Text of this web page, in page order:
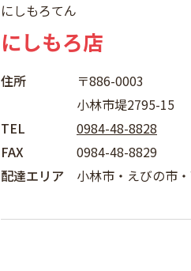
にしもろてん
にしもろ店
住所
〒886-0003
小林市堤2795-15
TEL
0984-48-8828
FAX
0984-48-8829
配達エリア
小林市・えびの市